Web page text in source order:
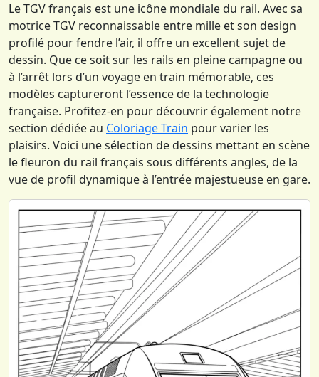
Le TGV français est une icône mondiale du rail. Avec sa
motrice TGV reconnaissable entre mille et son design
profilé pour fendre l’air, il offre un excellent sujet de
dessin. Que ce soit sur les rails en pleine campagne ou
à l’arrêt lors d’un voyage en train mémorable, ces
modèles captureront l’essence de la technologie
française. Profitez-en pour découvrir également notre
section dédiée au Coloriage Train pour varier les
plaisirs. Voici une sélection de dessins mettant en scène
le fleuron du rail français sous différents angles, de la
vue de profil dynamique à l’entrée majestueuse en gare.